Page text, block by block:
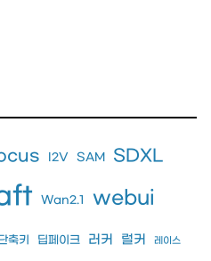
I2V SAM SDXL
Wan2.1
webui
축키 딥페이크 러커 럴커 레이스